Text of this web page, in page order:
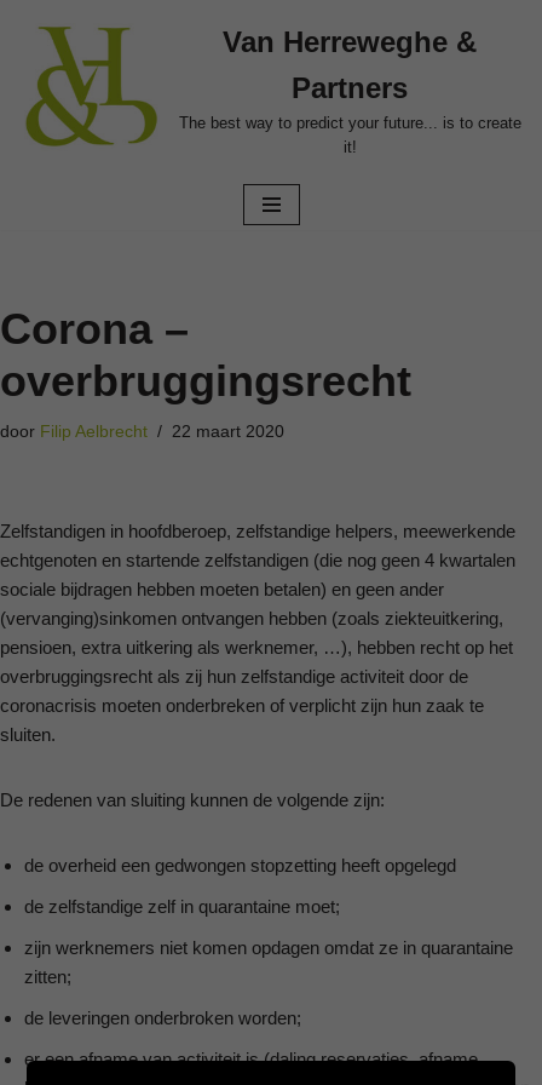
naar
de
inhoud
Van Herreweghe &
Partners
The best way to predict your future... is to create
it!
Corona –
overbruggingsrecht
door Filip Aelbrecht 22 maart 2020
Zelfstandigen in hoofdberoep, zelfstandige helpers, meewerkende
echtgenoten en startende zelfstandigen (die nog geen 4 kwartalen
sociale bijdragen hebben moeten betalen) en geen ander
(vervanging)sinkomen ontvangen hebben (zoals ziekteuitkering,
pensioen, extra uitkering als werknemer, …), hebben recht op het
overbruggingsrecht als zij hun zelfstandige activiteit door de
coronacrisis moeten onderbreken of verplicht zijn hun zaak te
sluiten.
De redenen van sluiting kunnen de volgende zijn:
de overheid een gedwongen stopzetting heeft opgelegd
de zelfstandige zelf in quarantaine moet;
zijn werknemers niet komen opdagen omdat ze in quarantaine
zitten;
de leveringen onderbroken worden;
er een afname van activiteit is (daling reservaties, afname